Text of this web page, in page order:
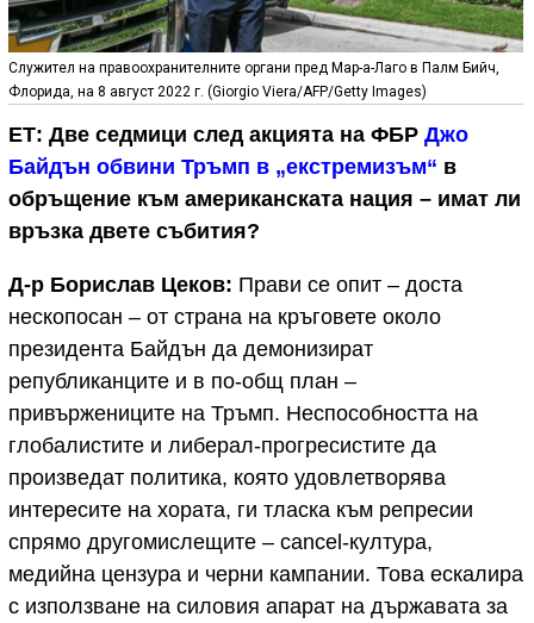
Служител на правоохранителните органи пред Мар-а-Лаго в Палм Бийч,
Флорида, на 8 август 2022 г. (Giorgio Viera/AFP/Getty Images)
ЕТ: Две седмици след акцията на ФБР Джо
Байдън обвини Тръмп в „екстремизъм“ в
обръщение към американската нация – имат ли
връзка двете събития?
Д-р Борислав Цеков: Прави се опит – доста
нескопосан – от страна на кръговете около
президента Байдън да демонизират
републиканците и в по-общ план –
привържениците на Тръмп. Неспособността на
глобалистите и либерал-прогресистите да
произведат политика, която удовлетворява
интересите на хората, ги тласка към репресии
спрямо другомислещите – cancel-култура,
медийна цензура и черни кампании. Това ескалира
с използване на силовия апарат на държавата за